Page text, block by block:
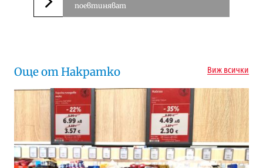
Следваща новина
поевтиняват
Още от Накратко Виж всички